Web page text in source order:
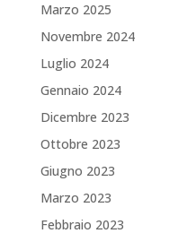
Marzo 2025
Novembre 2024
Luglio 2024
Gennaio 2024
Dicembre 2023
Ottobre 2023
Giugno 2023
Marzo 2023
Febbraio 2023